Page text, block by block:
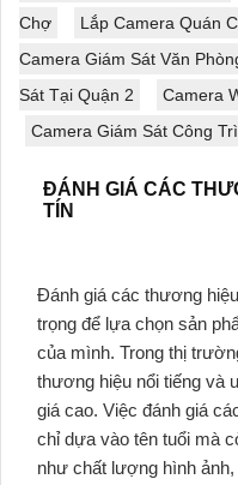
Chợ
Lắp Camera Quán
Camera Giám Sát Văn
Sát Tại Quận 2
Camera
Camera Giám Sát Công
ĐÁNH GIÁ CÁC
TÍN
Đánh giá các thương
trọng để lựa chọn sản
của mình. Trong thị
thương hiệu nổi tiếng và
giá cao. Việc đánh giá
chỉ dựa vào tên tuổi mà
như chất lượng hình